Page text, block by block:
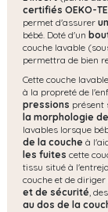
certifiés OEKO-
permet d'assurer
bébé. Doté d'un
couche lavable
permettra de bien
Cette couche
à la propreté de
pressions présent
la morphologie
lavables lorsque
de la couche à
les fuites cette
tissu situé à
couche et de
et de sécurité, des
au dos de la